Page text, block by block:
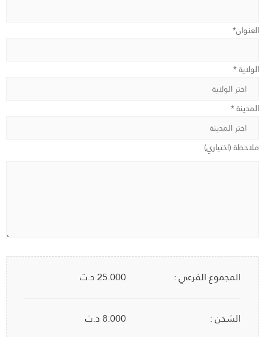
العنوان*
الولاية *
المدينة *
ملاحظة (اختياري)
المجموع الفرعي : 25.000د.ت
الشحن : 8.000 د.ت